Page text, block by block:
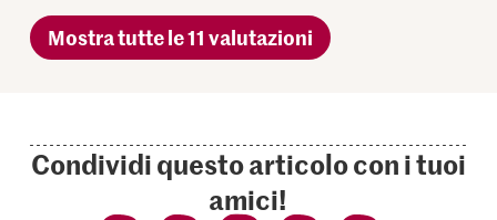
Mostra tutte le 11 valutazioni
Condividi questo articolo con i tuoi
amici!